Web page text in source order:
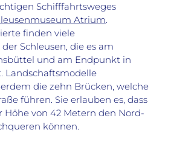
Schifffahrtsweges
Atrium.
finden viele
Schleusen, die es am
und am Endpunkt in
Landschaftsmodelle
die zehn Brücken, welche
führen. Sie erlauben es, dass
Höhe von 42 Metern den Nord-
können.